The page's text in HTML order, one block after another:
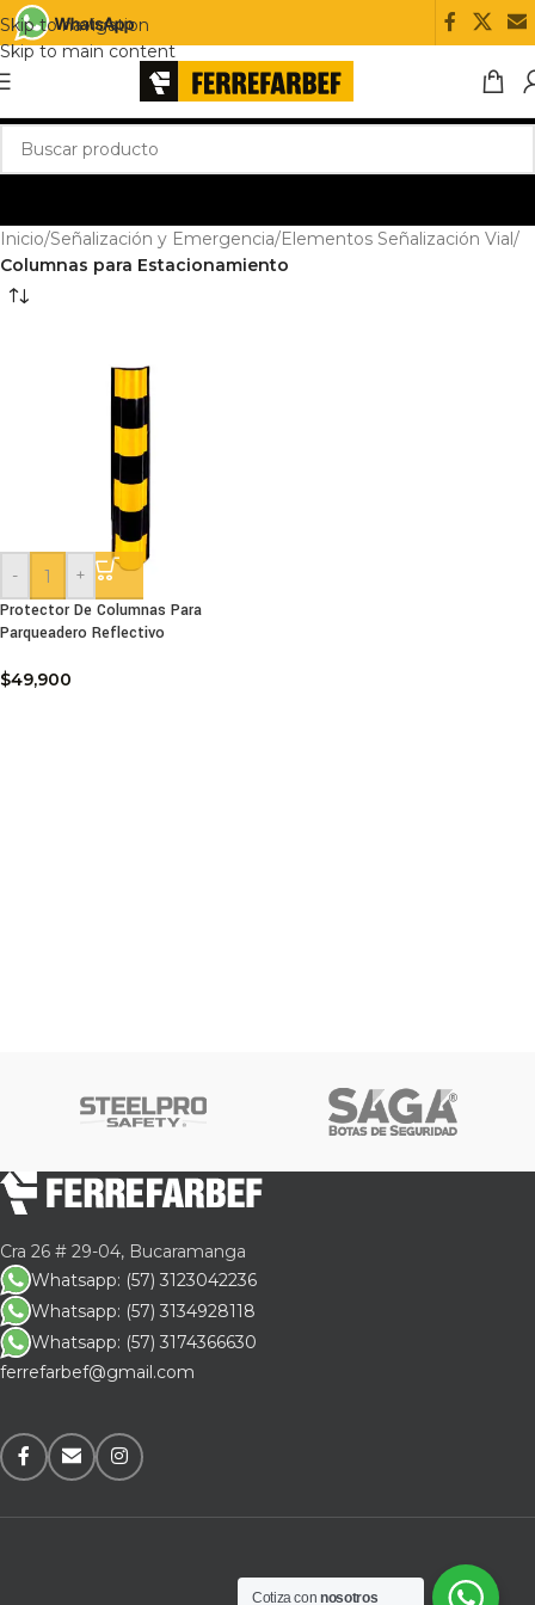
Skip to navigation
Skip to main content
Inicio/Señalización y Emergencia/Elementos Señalización Vial/
Columnas para Estacionamiento
-
+
Protector De Columnas Para
Parqueadero Reflectivo
$49,900
Cra 26 # 29-04, Bucaramanga
Whatsapp: (57) 3123042236
Whatsapp: (57) 3134928118
Whatsapp: (57) 3174366630
ferrefarbef@gmail.com
Cotiza connosotros